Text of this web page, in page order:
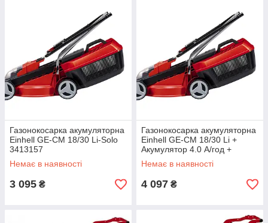
Газонокосарка акумуляторна
Einhell GE-CM 18/30 Li-Solo
3413157
Немає в наявності
3 095 ₴
Газонокосарка акумуляторна
Einhell GE-CM 18/30 Li +
Акумулятор 4.0 А/год +
зарядний пристрій
Немає в наявності
4 097 ₴